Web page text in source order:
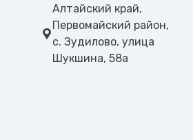
Алтайский край,
Первомайский район,
с. Зудилово, улица
Шукшина, 58а